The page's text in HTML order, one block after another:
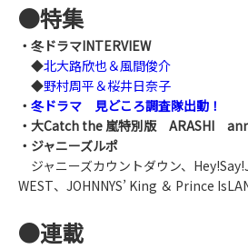
●特集
・冬ドラマINTERVIEW
◆北大路欣也＆風間俊介
◆野村周平＆桜井日奈子
・ 冬ドラマ 見どころ調査隊出動！
・大Catch the 嵐特別版 ARASHI
・ジャニーズルポ
ジャニーズカウントダウン、
WEST、JOHNNYS’ King ＆ Prince
●連載